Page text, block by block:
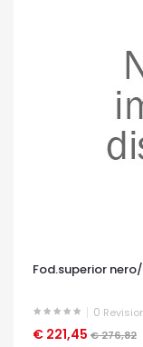
Fod.superior
0
€ 221,45 € 276,82
OCCHIATA VELOCE